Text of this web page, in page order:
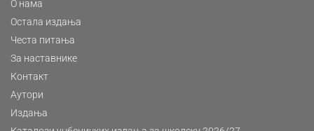
О нама
Остала издања
Честа питања
За наставнике
Контакт
Аутори
Издања